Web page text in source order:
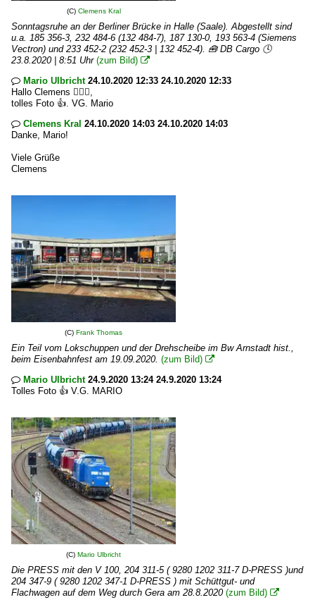
(C) Clemens Kral
Sonntagsruhe an der Berliner Brücke in Halle (Saale). Abgestellt sind
u.a. 185 356-3, 232 484-6 (132 484-7), 187 130-0, 193 563-4 (Siemens
Vectron) und 233 452-2 (232 452-3 | 132 452-4). 🧰 DB Cargo 🕓
23.8.2020 | 8:51 Uhr (zum Bild) 
 Mario Ulbricht24.10.2020 12:33 24.10.2020 12:33
Hallo Clemens 🙋🏽‍♂️,
tolles Foto 👍. VG. Mario
 Clemens Kral 24.10.2020 14:03 24.10.2020 14:03
Danke, Mario!
Viele Grüße
Clemens
(C) Frank Thomas
Ein Teil vom Lokschuppen und der Drehscheibe im Bw Arnstadt hist.,
beim Eisenbahnfest am 19.09.2020. (zum Bild) 
 Mario Ulbricht24.9.2020 13:24 24.9.2020 13:24
Tolles Foto 👍 V.G. MARIO
(C) Mario Ulbricht
Die PRESS mit den V 100, 204 311-5 ( 9280 1202 311-7 D-PRESS )und
204 347-9 ( 9280 1202 347-1 D-PRESS ) mit Schüttgut- und
Flachwagen auf dem Weg durch Gera am 28.8.2020 (zum Bild) 